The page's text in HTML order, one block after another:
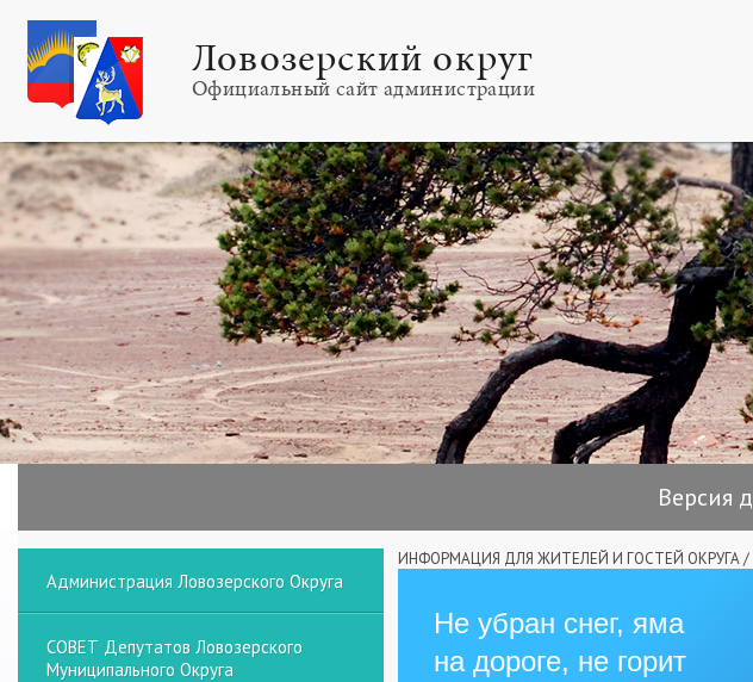
Ловозерский округ
Официальный сайт администрации
Версия
ИНФОРМАЦИЯ ДЛЯ ЖИТЕЛЕЙ И ГОСТЕЙ ОКРУГА/
Не убран снег, яма
на дороге, не горит
Администрация Ловозерского Округа
СОВЕТ Депутатов Ловозерского
Муниципального Округа